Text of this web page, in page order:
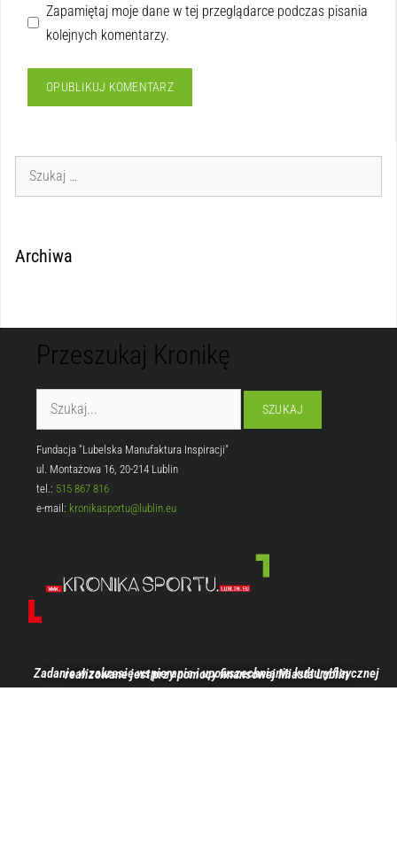
Zapamiętaj moje dane w tej przeglądarce podczas pisania
kolejnych komentarzy.
Archiwa
Przeszukaj Kronikę
Fundacja "Lubelska Manufaktura Inspiracji"
ul. Montażowa 16, 20-214 Lublin
tel.: 515 867 816
e-mail: kronikasportu@lublin.eu
Zadanie w zakresie wspierania i upowszechniania kultury fizycznej realizowane jest przy pomocy finansowej Miasta Lublin